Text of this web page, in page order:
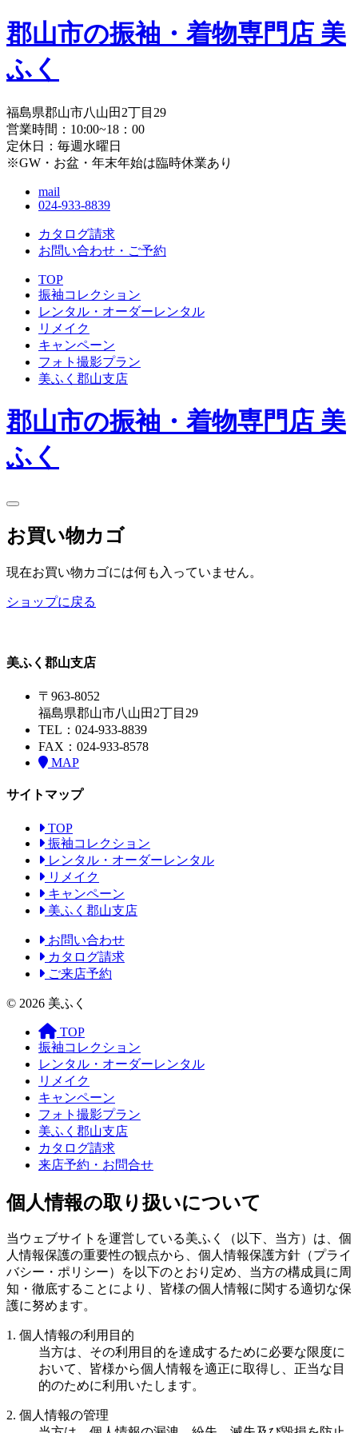
郡山市の振袖・着物専門店 美
ふく
福島県郡山市八山田2丁目29
営業時間：10:00~18：00
定休日：毎週水曜日
※GW・お盆・年末年始は臨時休業あり
mail
024-933-8839
カタログ請求
お問い合わせ・ ご予約
TOP
振袖コレクション
レンタル・オーダーレンタル
リメイク
キャンペーン
フォト撮影プラン
美ふく郡山支店
郡山市の振袖・着物専門店 美
ふく
お買い物カゴ
現在お買い物カゴには何も入っていません。
ショップに戻る
美ふく郡山支店
〒963-8052
福島県郡山市八山田2丁目29
TEL：024-933-8839
FAX：024-933-8578
MAP
サイトマップ
TOP
振袖コレクション
レンタル・オーダーレンタル
リメイク
キャンペーン
美ふく郡山支店
お問い合わせ
カタログ請求
ご来店予約
© 2026 美ふく
TOP
振袖コレクション
レンタル・オーダーレンタル
リメイク
キャンペーン
フォト撮影プラン
美ふく郡山支店
カタログ請求
来店予約・お問合せ
個人情報の取り扱いについて
当ウェブサイトを運営している美ふく（以下、当方）は、個
人情報保護の重要性の観点から、個人情報保護方針（プライ
バシー・ポリシー）を以下のとおり定め、当方の構成員に周
知・徹底することにより、皆様の個人情報に関する適切な保
護に努めます。
1. 個人情報の利用目的
当方は、その利用目的を達成するために必要な限度に
おいて、皆様から個人情報を適正に取得し、正当な目
的のために利用いたします。
2. 個人情報の管理